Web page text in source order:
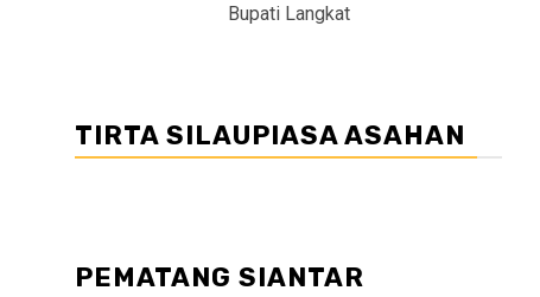
Bupati Langkat
TIRTA SILAUPIASA ASAHAN
PEMATANG SIANTAR